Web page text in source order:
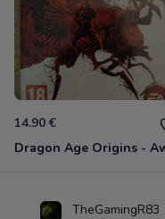
14.90 €
TheGamingR83